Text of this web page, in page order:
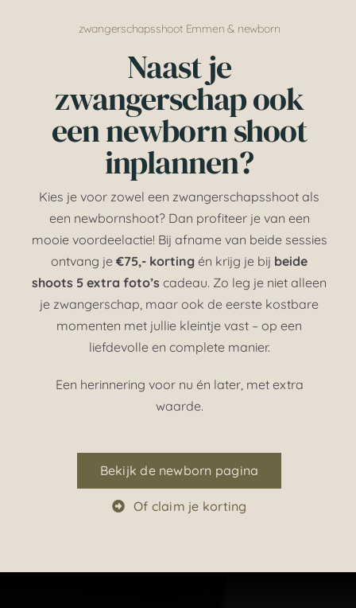
zwangerschapsshoot Emmen & newborn
Naast je
zwangerschap ook
een newborn shoot
inplannen?
Kies je voor zowel een zwangerschapsshoot als
een newbornshoot? Dan profiteer je van een
mooie voordeelactie! Bij afname van beide sessies
ontvang je €75,- korting én krijg je bij beide
shoots 5 extra foto’s cadeau. Zo leg je niet alleen
je zwangerschap, maar ook de eerste kostbare
momenten met jullie kleintje vast – op een
liefdevolle en complete manier.
Een herinnering voor nu én later, met extra
waarde.
Bekijk de newborn pagina
Of claim je korting